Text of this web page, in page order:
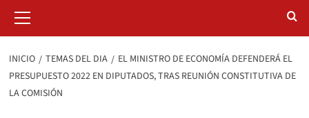
primario
INICIO TEMAS DEL DIA
EL MINISTRO DE ECONOMÍA DEFENDERÁ EL
PRESUPUESTO 2022 EN DIPUTADOS, TRAS REUNIÓN CONSTITUTIVA DE
LA COMISIÓN